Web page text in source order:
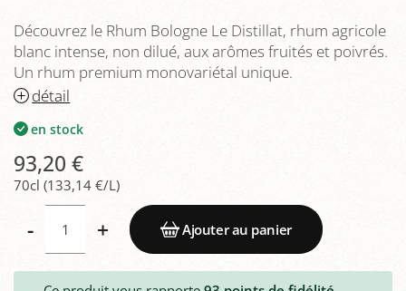
Découvrez le Rhum Bologne Le Distillat, rhum agricole
blanc intense, non dilué, aux arômes fruités et poivrés.
Un rhum premium monovariétal unique.
détail
en stock
93,20 €
70cl (133,14 €/L)
- + Ajouter au panier